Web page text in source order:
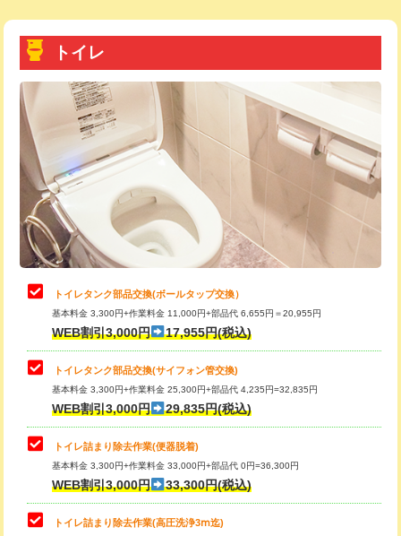
トイレ
トイレタンク部品交換(ボールタップ交換）
基本料金 3,300円+作業料金 11,000円+部品代 6,655円＝20,955円
WEB割引3,000円 17,955円(税込)
トイレタンク部品交換(サイフォン管交換)
基本料金 3,300円+作業料金 25,300円+部品代 4,235円=32,835円
WEB割引3,000円 29,835円(税込)
トイレ詰まり除去作業(便器脱着)
基本料金 3,300円+作業料金 33,000円+部品代 0円=36,300円
WEB割引3,000円 33,300円(税込)
トイレ詰まり除去作業(高圧洗浄3ⅿ迄)